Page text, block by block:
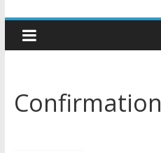
Confirmation